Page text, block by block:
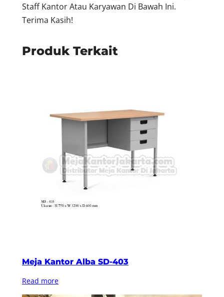
Staff Kantor Atau Karyawan Di Bawah Ini.
Terima Kasih!
Produk Terkait
Meja Kantor Alba SD-403
Read more